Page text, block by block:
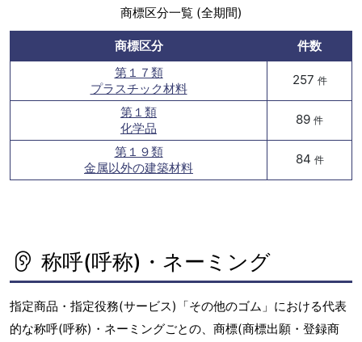
商標区分一覧 (全期間)
商標区分
件数
第１７類
プラスチック材料
257 件
第１類
化学品
89 件
第１９類
金属以外の建築材料
84 件
称呼(呼称)・ネーミング
指定商品・指定役務(サービス)「その他のゴム」における代表
的な称呼(呼称)・ネーミングごとの、商標(商標出願・登録商